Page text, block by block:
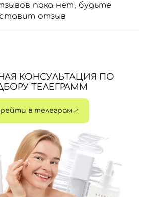
пока нет, будьте
отзыв
КОНСУЛЬТАЦИЯ ПО
ТЕЛЕГРАММ
в телеграм